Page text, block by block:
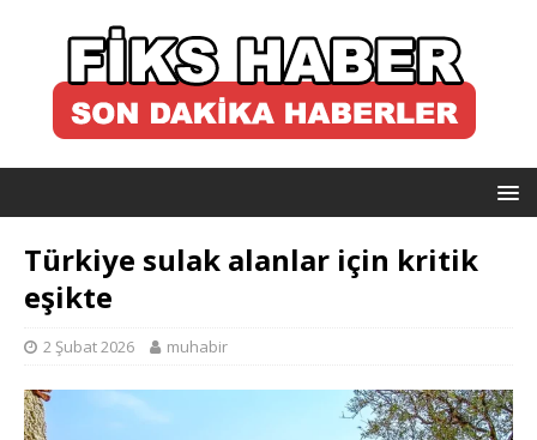
Türkiye sulak alanlar için kritik
eşikte
2 Şubat 2026 muhabir